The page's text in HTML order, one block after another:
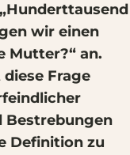
wir einen
Mutter?“ an.
Frage
Bestrebungen
Definition zu